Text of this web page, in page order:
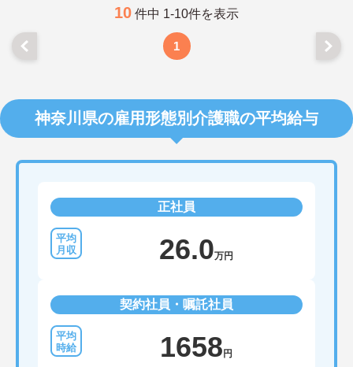
10 件中 1-10件を表示
1
神奈川県の雇用形態別介護職の平均給与
正社員
26.0万円
契約社員・嘱託社員
1658 円